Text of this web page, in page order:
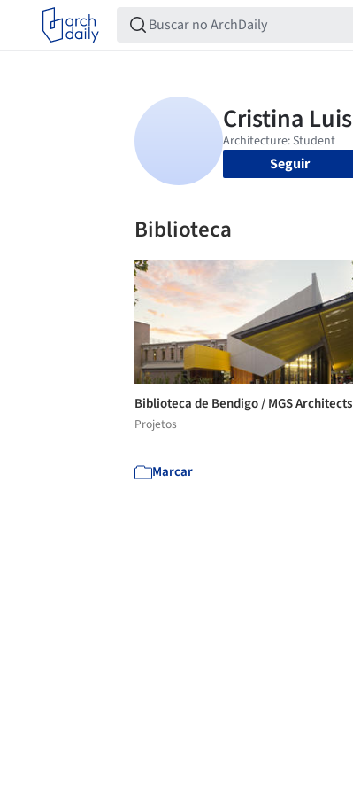
Seguir
Biblioteca
Biblioteca de Bendigo / MGS Architects
Projetos
Marcar